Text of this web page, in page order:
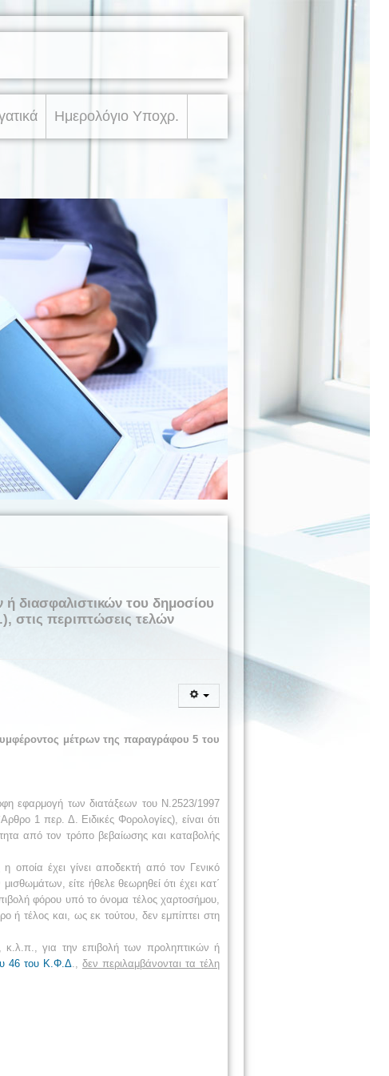
Ημερολόγιο Υποχρ.
ή διασφαλιστικών του δημοσίου
στις περιπτώσεις τελών
μέτρων της παραγράφου 5 του
εφαρμογή των διατάξεων του Ν.2523/1997
1 περ. Δ. Ειδικές Φορολογίες), είναι ότι
από τον τρόπο βεβαίωσης και καταβολής
οποία έχει γίνει αποδεκτή από τον Γενικό
είτε ήθελε θεωρηθεί ότι έχει κατ΄
φόρου υπό το όνομα τέλος χαρτοσήμου,
ή τέλος και, ως εκ τούτου, δεν εμπίπτει στη
κ.λ.π., για την επιβολή των προληπτικών ή
46 του Κ.Φ.Δ
δεν περιλαμβάνονται τα τέλη